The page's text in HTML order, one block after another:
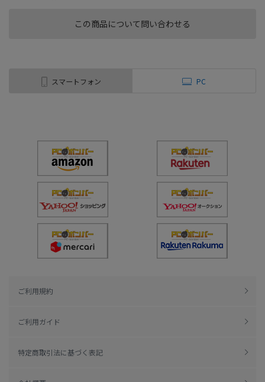
この商品について問い合わせる
スマートフォン PC
ご利用規約
ご利用ガイド
特定商取引法に基づく表記